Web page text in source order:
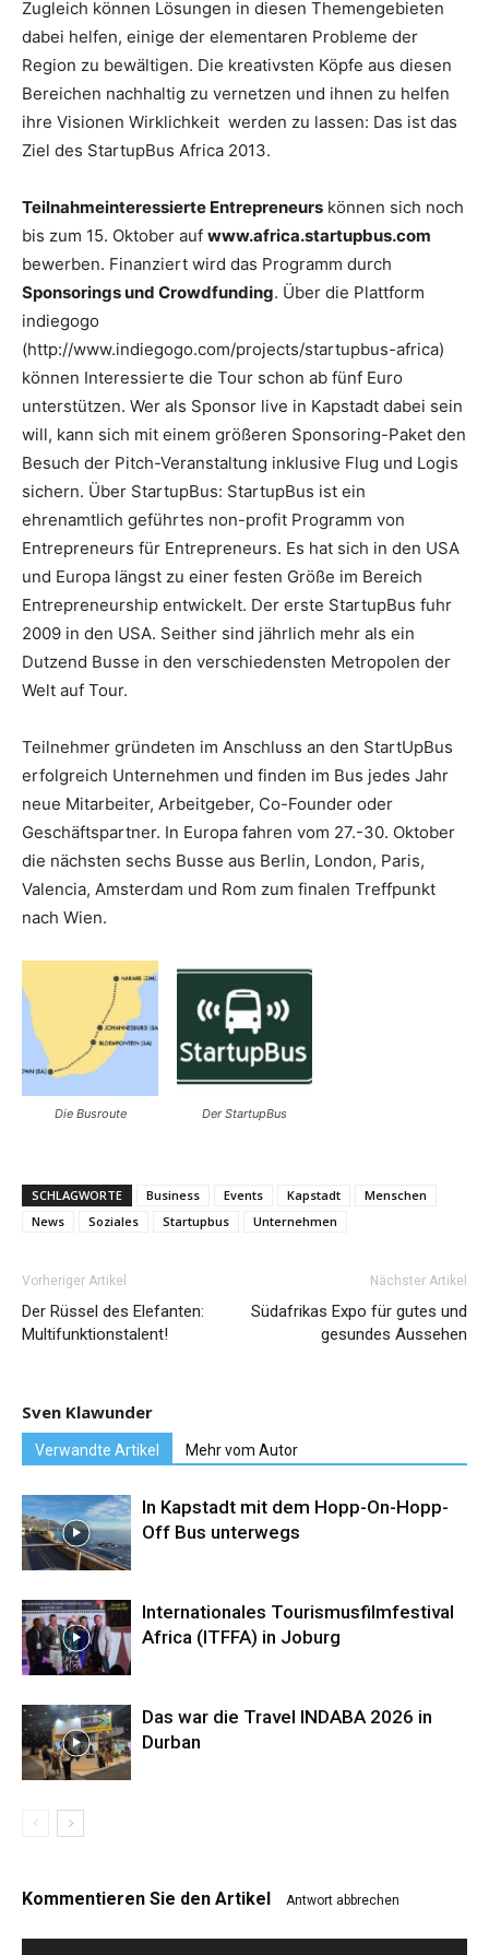
Zugleich können Lösungen in diesen Themengebieten
dabei helfen, einige der elementaren Probleme der
Region zu bewältigen. Die kreativsten Köpfe aus diesen
Bereichen nachhaltig zu vernetzen und ihnen zu helfen
ihre Visionen Wirklichkeit werden zu lassen: Das ist das
Ziel des StartupBus Africa 2013.
Teilnahmeinteressierte Entrepreneurs können sich noch
bis zum 15. Oktober auf www.africa.startupbus.com
bewerben. Finanziert wird das Programm durch
Sponsorings und Crowdfunding. Über die Plattform
indiegogo
(http://www.indiegogo.com/projects/startupbus-africa)
können Interessierte die Tour schon ab fünf Euro
unterstützen. Wer als Sponsor live in Kapstadt dabei sein
will, kann sich mit einem größeren Sponsoring-Paket den
Besuch der Pitch-Veranstaltung inklusive Flug und Logis
sichern. Über StartupBus: StartupBus ist ein
ehrenamtlich geführtes non-profit Programm von
Entrepreneurs für Entrepreneurs. Es hat sich in den USA
und Europa längst zu einer festen Größe im Bereich
Entrepreneurship entwickelt. Der erste StartupBus fuhr
2009 in den USA. Seither sind jährlich mehr als ein
Dutzend Busse in den verschiedensten Metropolen der
Welt auf Tour.
Teilnehmer gründeten im Anschluss an den StartUpBus
erfolgreich Unternehmen und finden im Bus jedes Jahr
neue Mitarbeiter, Arbeitgeber, Co-Founder oder
Geschäftspartner. In Europa fahren vom 27.-30. Oktober
die nächsten sechs Busse aus Berlin, London, Paris,
Valencia, Amsterdam und Rom zum finalen Treffpunkt
nach Wien.
Die Busroute Der StartupBus
SCHLAGWORTE Business Events Kapstadt
Menschen
News
Soziales Startupbus Unternehmen
Vorheriger Artikel
Der Rüssel des Elefanten:
Multifunktionstalent!
Nächster Artikel
Südafrikas Expo für gutes und
gesundes Aussehen
Sven Klawunder
Verwandte Artikel Mehr vom Autor
In Kapstadt mit dem Hopp-On-Hopp-
Off Bus unterwegs
Internationales Tourismusfilmfestival
Africa (ITFFA) in Joburg
Das war die Travel INDABA 2026 in
Durban
Kommentieren Sie den Artikel Antwort abbrechen